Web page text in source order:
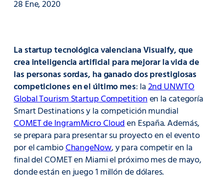
28 Ene, 2020
La startup tecnológica valenciana Visualfy, que
crea inteligencia artificial para mejorar la vida de
las personas sordas, ha ganado dos prestigiosas
competiciones en el último mes: la2nd UNWTO
Global Tourism Startup Competitionen la categoría
Smart Destinations y la competición mundial
COMET de IngramMicro Clouden España. Además,
se prepara para presentar su proyecto en el evento
por el cambioChangeNow, y para competir en la
final del COMET en Miami el próximo mes de mayo,
donde están en juego 1 millón de dólares.